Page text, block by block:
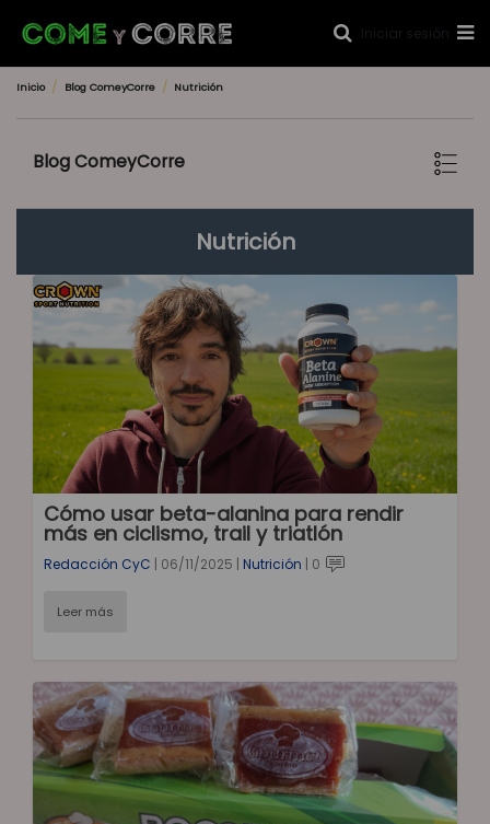
Iniciar sesión
Inicio Blog ComeyCorre Nutrición
Blog ComeyCorre
Nutrición
Cómo usar beta-alanina para rendir
más en ciclismo, trail y triatlón
Redacción CyC | 06/11/2025 | Nutrición | 0
Leer más